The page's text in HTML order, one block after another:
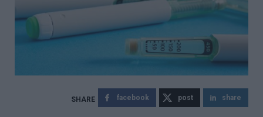
facebook post share